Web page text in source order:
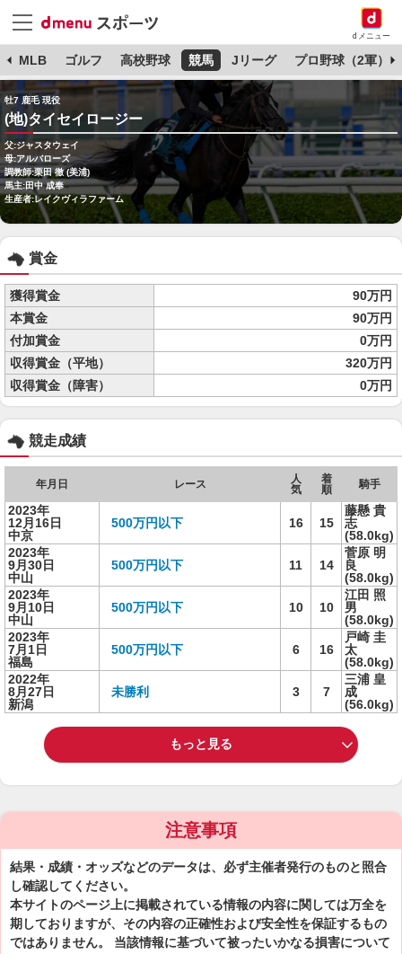
dメニュー
MLB ゴルフ 高校野球 競馬 Jリーグ プロ野球（2軍）
牡7 鹿毛 現役
(地)タイセイロージー
父:ジャスタウェイ
母:アルバローズ
調教師:栗田 徹 (美浦)
馬主:田中 成奉
生産者:レイクヴィラファーム
賞金
獲得賞金
90万円
本賞金
90万円
付加賞金
0万円
収得賞金（平地）
320万円
収得賞金（障害）
0万円
競走成績
年月日 レース
人
気
着
順
騎手
2023年
12月16日
中京
500万円以下 16 15
藤懸 貴
志
(58.0kg)
2023年
9月30日
中山
500万円以下 11 14
菅原 明
良
(58.0kg)
2023年
9月10日
中山
500万円以下 10 10
江田 照
男
(58.0kg)
2023年
7月1日
福島
500万円以下 6 16
戸崎 圭
太
(58.0kg)
2022年
8月27日
新潟
未勝利 3 7
三浦 皇
成
(56.0kg)
もっと見る
注意事項
結果・成績・オッズなどのデータは、必ず主催者発行のものと照合
し確認してください。
本サイトのページ上に掲載されている情報の内容に関しては万全を
期しておりますが、その内容の正確性および安全性を保証するもの
ではありません。 当該情報に基づいて被ったいかなる損害について